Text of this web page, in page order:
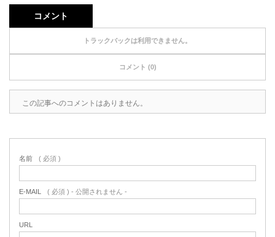
コメント
トラックバックは利用できません。
コメント (0)
この記事へのコメントはありません。
名前 ( 必須 )
E-MAIL ( 必須 ) - 公開されません -
URL